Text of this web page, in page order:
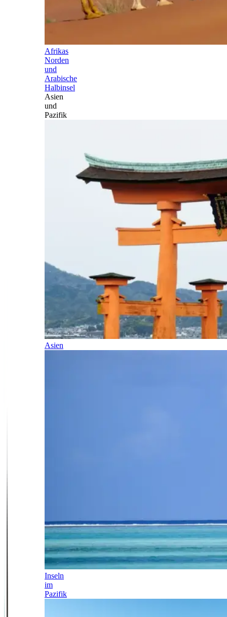
Afrikas
Norden
und
Arabische
Halbinsel
Asien
und
Pazifik
Asien
Inseln
im
Pazifik